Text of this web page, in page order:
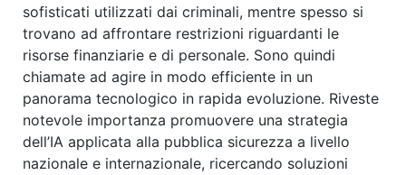
sofisticati utilizzati dai criminali, mentre spesso si
trovano ad affrontare restrizioni riguardanti le
risorse finanziarie e di personale. Sono quindi
chiamate ad agire in modo efficiente in un
panorama tecnologico in rapida evoluzione. Riveste
notevole importanza promuovere una strategia
dell’IA applicata alla pubblica sicurezza a livello
nazionale e internazionale, ricercando soluzioni